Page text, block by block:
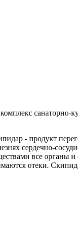
санаторно-
- продукт
сердечно-
все органы
отеки.